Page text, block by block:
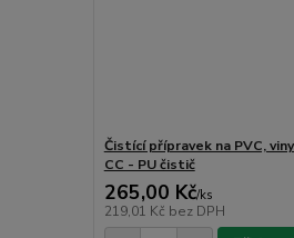
Čistící přípravek na PVC,
CC - PU čistič
265,00 Kč/ks
219,01 Kč bez DPH